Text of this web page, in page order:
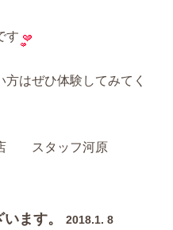
す
はぜひ体験してみてく
店 スタッフ河原
ます。 2018.1. 8